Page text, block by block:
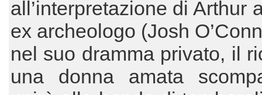
all’interpretazione di Arthur
ex archeologo (Josh
nel suo dramma privato, il
una donna amata